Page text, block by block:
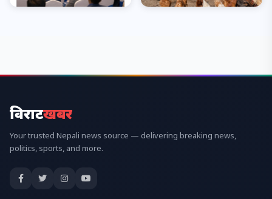
विराटखबर
Your trusted Nepali news source — delivering breaking news,
politics, sports, and more.